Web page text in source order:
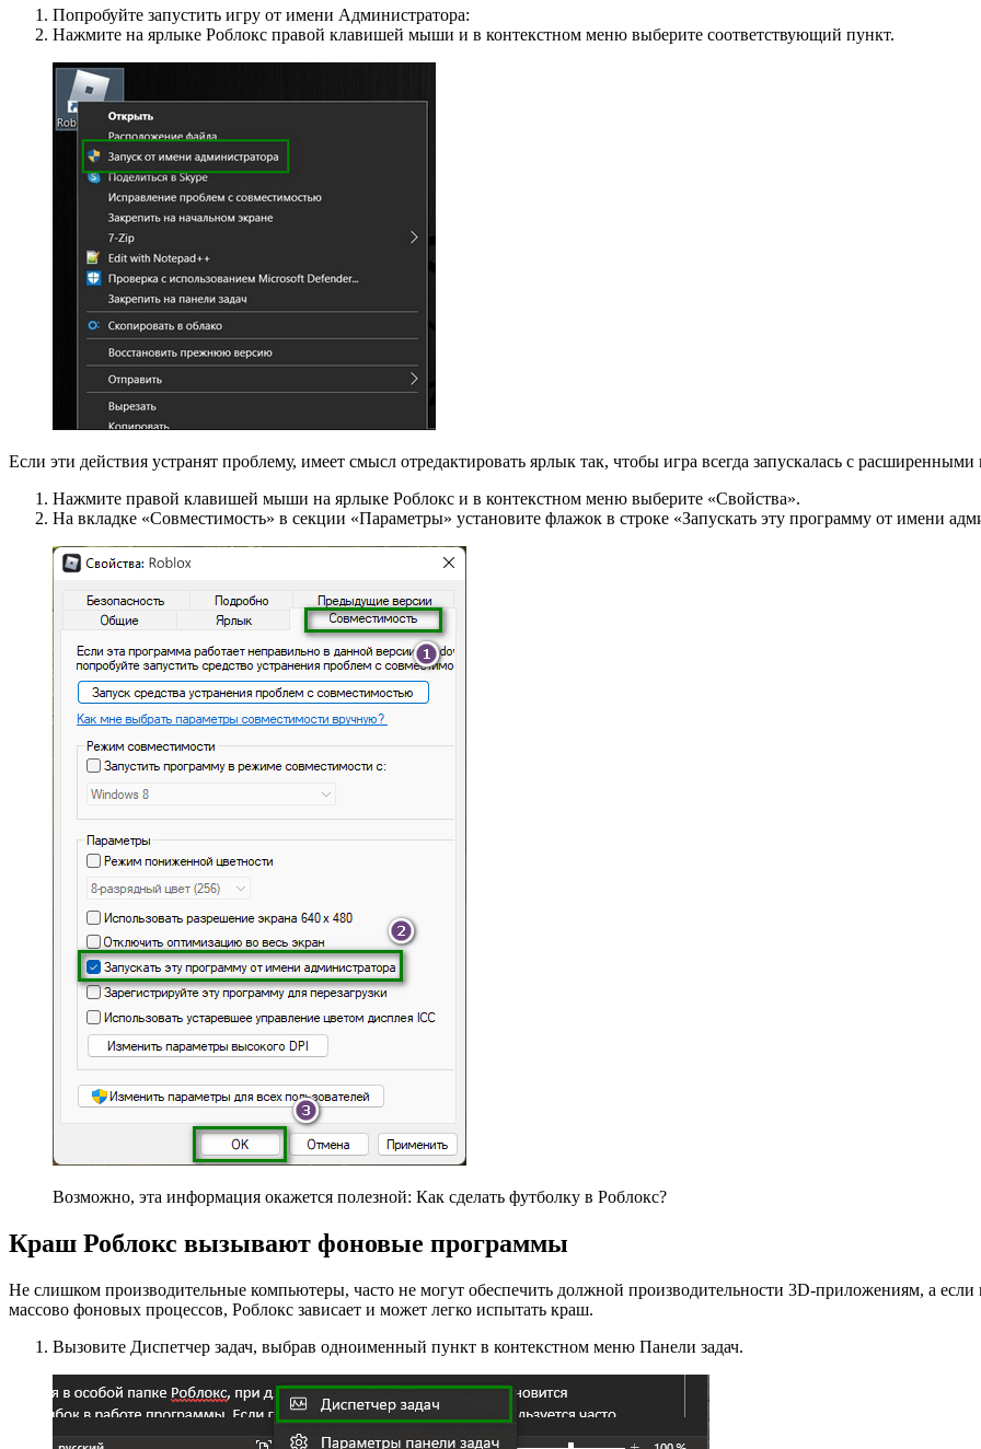
Попробуйте запустить игру от имени Администратора:
Нажмите на ярлыке Роблокс правой клавишей мыши и в контекстном меню выберите соответствующий пункт.
Если эти действия устранят проблему, имеет смысл отредактировать ярлык так, чтобы игра всегда запускалась с
Нажмите правой клавишей мыши на ярлыке Роблокс и в контекстном меню выберите «Свойства».
На вкладке «Совместимость» в секции «Параметры» установите флажок в строке «Запускать эту программу от имени
Возможно, эта информация окажется полезной: Как сделать футболку в Роблокс?
Краш Роблокс вызывают фоновые программы
Не слишком производительные компьютеры, часто не могут обеспечить должной производительности 3D-приложениям, а если
массово фоновых процессов, Роблокс зависает и может легко испытать краш.
Вызовите Диспетчер задач, выбрав одноименный пункт в контекстном меню Панели задач.